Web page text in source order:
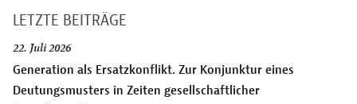
LETZTE BEITRÄGE
22. Juli 2026
Generation als Ersatzkonflikt. Zur Konjunktur eines
Deutungsmusters in Zeiten gesellschaftlicher